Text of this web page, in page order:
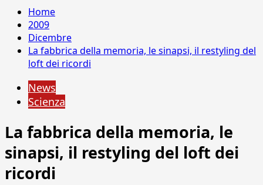
Home
2009
Dicembre
La fabbrica della memoria, le sinapsi, il restyling del
loft dei ricordi
News
Scienza
La fabbrica della memoria, le
sinapsi, il restyling del loft dei
ricordi